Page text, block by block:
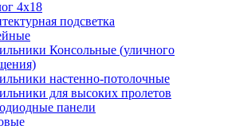
4х18
подсветка
Консольные (уличного
настенно-потолочные
для высоких пролетов
панели